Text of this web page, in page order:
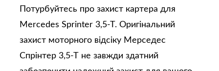
Потурбуйтесь про захист картера для
Mercedes Sprinter 3,5-T. Оригінальний
захист моторного відсіку Мерседес
Спрінтер 3,5-Т не завжди здатний